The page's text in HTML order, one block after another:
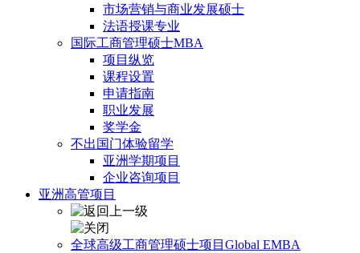
市场营销与商业发展硕士
法语授课专业
国际工商管理硕士MBA
项目纵览
课程设置
申请指南
职业发展
奖学金
不出国门体验留学
亚洲学期项目
企业咨询项目
亚洲高管项目
全球高级工商管理硕士项目Global EMBA